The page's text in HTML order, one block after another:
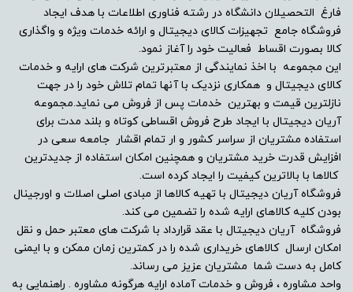
پورت USB
ندارد
پورت HDMI
دارد
پورت DVI
ندارد
Display Port
فارغ التحصیلان دانشگاه در رشته فناوری اطلاعات با هدف ایجاد
فروشگاه جامع تجهیزات کالای دیجیتال و ارائه خدمات ویژه و واگذاری
کالا بصورت اقساط فعالیت خود را آغاز نمود.
این مجموعه با اخذ نمایندگی از معتبرترین شرکت های ارایه و خدمات
کالای دیجیتال و همکاری نزدیک با آنها تمام تلاش خود را در جهت
نازلترین قیمت و بهترین خدمات پس از فروش می نماید.مجموعه
آریان دیجیتال با ایجاد طرح فروش اقساطی کوتاه و بلند مدت برای
استفاده مشتریان از سراسر کشور و ار تمام اقشار جامعه سعی در
افزایش قدرت خرید مشتریان و همچنین امکان استفاده از جدیدترین
کالاها با بالاترین کیفیت را ایجاد کرده است.
فروشگاه آریان دیجیتال با تهیه کالاها از مبادی اصلی اصلات و اورجینال
بودن کلیه کالاهای ارایه شده را تضمین می کند.
فروشگاه آریان دیجیتال با عقد قرارداد با شرکت های معتبر حمل و نقل
امکان ارسال کالاهای خریداری شده را در کمترین زمان ممکن و با ایمنی
کامل به دست شما مشتریان عزیز می رساند.
واحد مشاوره ، فروش و خدمات آماده ارایه هرگونه مشاوره . راهنمایی به